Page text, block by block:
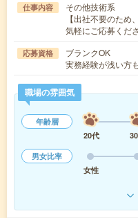
仕事内容
その他技術系
【出社不要のた
気軽にご応募くだ
応募資格
ブランクOK
実務経験が浅い方
職場の雰囲気
年齢層
20代
男女比率
女性